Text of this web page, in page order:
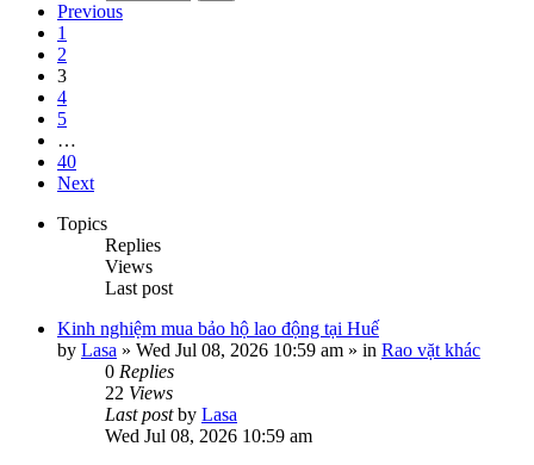
Previous
1
2
3
4
5
…
40
Next
Topics
Replies
Views
Last post
Kinh nghiệm mua bảo hộ lao động tại Huế
by Lasa » Wed Jul 08, 2026 10:59 am » in Rao vặt khác
0 Replies
22 Views
Last postby Lasa
Wed Jul 08, 2026 10:59 am